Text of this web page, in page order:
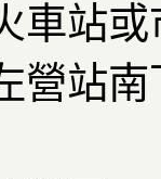
站或
營站